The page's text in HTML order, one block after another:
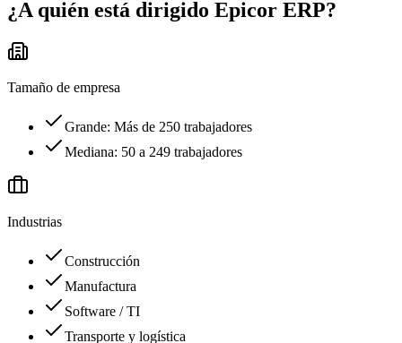
¿A quién está dirigido Epicor ERP?
Tamaño de empresa
Grande: Más de 250 trabajadores
Mediana: 50 a 249 trabajadores
Industrias
Construcción
Manufactura
Software / TI
Transporte y logística